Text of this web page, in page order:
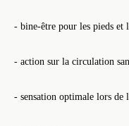
- bine-être pour les pieds et
- action sur la circulation
- sensation optimale lors de